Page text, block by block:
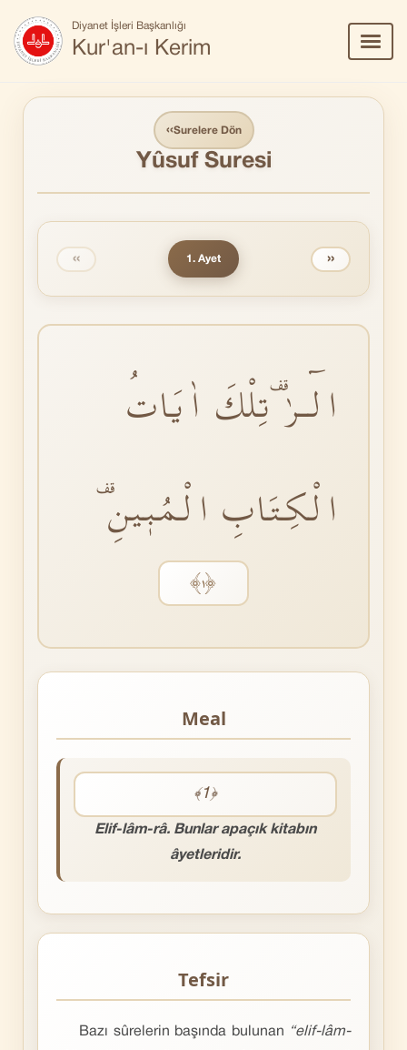
Diyanet İşleri Başkanlığı
Kur'an-ı Kerim
Aç/
‹‹Surelere Dön
Yûsuf Suresi
‹‹ 1. Ayet ››
الٓـرٰࣞ تِلْكَ اٰيَاتُ
الْكِتَابِ الْمُبٖينِࣞ
﴿١﴾
Meal
﴾1﴿
Elif-lâm-râ. Bunlar apaçık kitabın
âyetleridir.
Tefsir
Bazı sûrelerin başında bulunan
“elif-lâm-